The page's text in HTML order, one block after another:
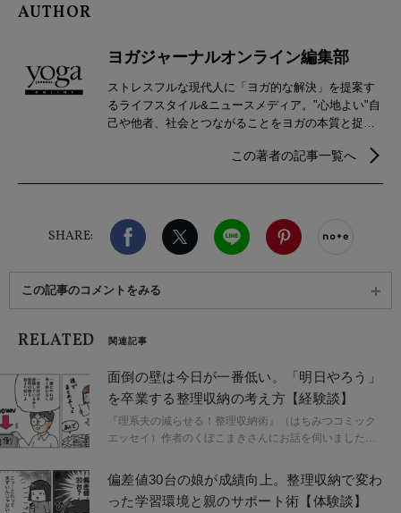
AUTHOR
ヨガジャーナルオンライン編集部
ストレスフルな現代人に「ヨガ的な解決」を提案す
るライフスタイル&ニュースメディア。"心地よい"自
己や他者、社会とつながることをヨガの本質と捉
などウェルビーイングを実現するための情報を発
この著者の記事一覧へ
SHARE:
Facebook X（旧twitter）
LINE
この記事のコメントをみる
RELATED 関連記事
面倒の壁は今日が一番低い。「明日やろう」
を卒業する整理収納の考え方【経験談】
『理系夫の減らせる！整理収納術』（はちみつコミック
エッセイ）作者のくぼこまきさんにお話を伺いました。
「面倒の壁は今日が一番低い」と語るくぼさんは、明日
に先送りせず狭い範囲から片付け始めることを勧めま
す。整理収納は「映える部屋」とは別物で、使いたいも
偏差値30台の娘が成績向上。整理収納で変わ
った学習環境と親のサポート術【体験談】